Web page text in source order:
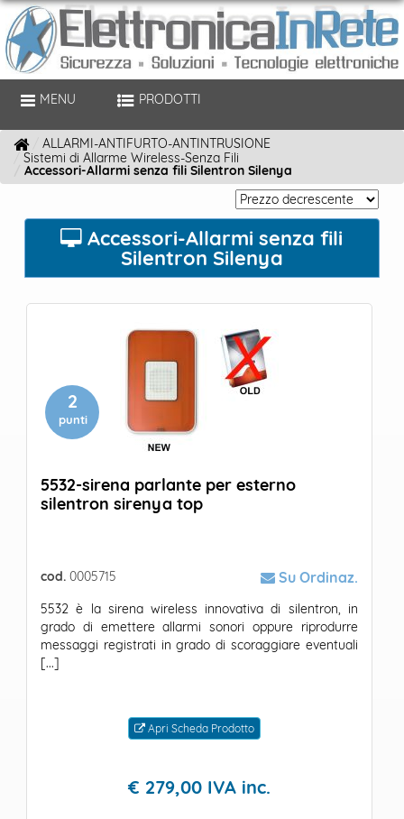
MENU PRODOTTI
ALLARMI-ANTIFURTO-ANTINTRUSIONE
Sistemi di Allarme Wireless-Senza Fili
Accessori-Allarmi senza fili Silentron Silenya
Accessori-Allarmi senza fili
Silentron Silenya
2
punti
5532-sirena parlante per esterno
silentron sirenya top
cod.0005715 Su Ordinaz.
5532 è la sirena wireless innovativa di silentron, in
grado di emettere allarmi sonori oppure riprodurre
messaggi registrati in grado di scoraggiare eventuali
[...]
Apri Scheda Prodotto
€ 279,00 IVA inc.